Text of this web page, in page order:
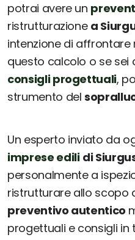
potrai avere un
ristrutturazione a
intenzione di affrontare
questo calcolo o se sei
consigli progettuali,
strumento del
Un esperto inviato da
imprese edili di
personalmente a
ristrutturare allo scopo
preventivo autentico
progettuali e consigli in